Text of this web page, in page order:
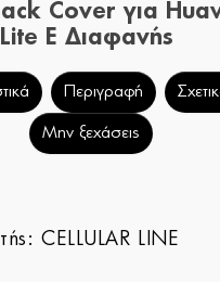
Cover για
Lite E Διαφανής
Περιγραφή
Μην ξεχάσεις
CELLULAR LINE